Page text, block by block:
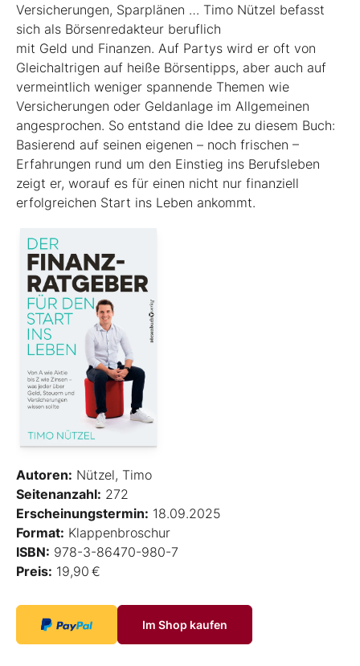
Versicherungen, Sparplänen … Timo Nützel befasst
sich als Börsenredakteur beruflich
mit Geld und Finanzen. Auf Partys wird er oft von
Gleichaltrigen auf heiße Börsentipps, aber auch auf
vermeintlich weniger spannende Themen wie
Versicherungen oder Geldanlage im Allgemeinen
angesprochen. So entstand die Idee zu diesem Buch:
Basierend auf seinen eigenen – noch frischen –
Erfahrungen rund um den Einstieg ins Berufsleben
zeigt er, worauf es für einen nicht nur finanziell
erfolgreichen Start ins Leben ankommt.
Autoren: Nützel, Timo
Seitenanzahl: 272
Erscheinungstermin: 18.09.2025
Format: Klappenbroschur
ISBN: 978-3-86470-980-7
Preis: 19,90 €
Im Shop kaufen